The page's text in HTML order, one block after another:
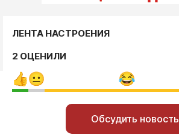
ЛЕНТА НАСТРОЕНИЯ
2 ОЦЕНИЛИ
Обсудить новость